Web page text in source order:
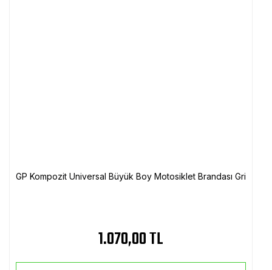
GP Kompozit Universal Büyük Boy Motosiklet Brandası Gri
1.070,00 TL